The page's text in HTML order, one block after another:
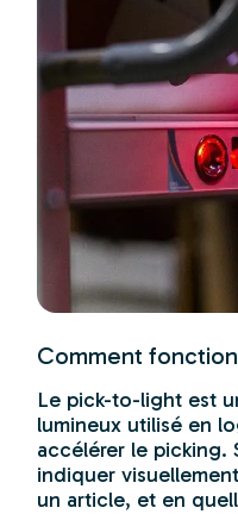
Comment
Le pick-to-light est
lumineux utilisé en
accélérer le picking.
indiquer
un article, et en